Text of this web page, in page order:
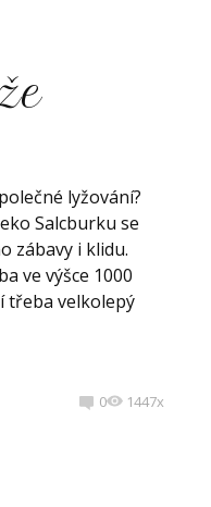
lyžování?
Salcburku se
zábavy i klidu.
ve výšce 1000
třeba velkolepý
0 1447x